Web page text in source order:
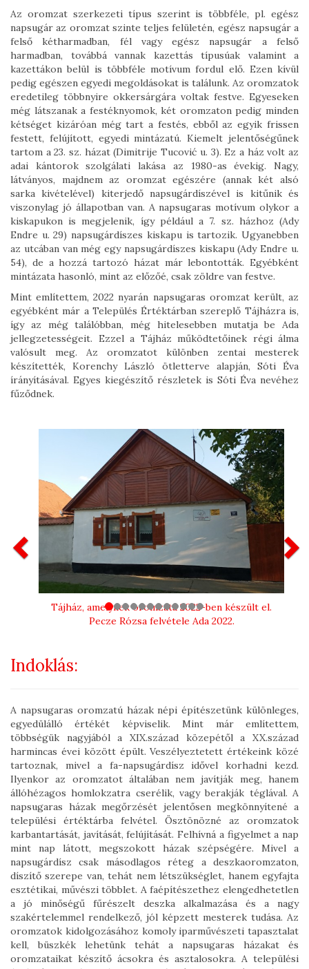
Az oromzat szerkezeti típus szerint is többféle, pl. egész
napsugár az oromzat szinte teljes felületén, egész napsugár a
felső kétharmadban, fél vagy egész napsugár a felső
harmadban, továbbá vannak kazettás típusúak valamint a
kazettákon belül is többféle motívum fordul elő. Ezen kívül
pedig egészen egyedi megoldásokat is találunk. Az oromzatok
eredetileg többnyire okkersárgára voltak festve. Egyeseken
még látszanak a festéknyomok, két oromzaton pedig minden
kétséget kizáróan még tart a festés, ebből az egyik frissen
festett, felújított, egyedi mintázatú. Kiemelt jelentőségűnek
tartom a 23. sz. házat (Dimitrije Tucović u. 3). Ez a ház volt az
adai kántorok szolgálati lakása az 1980-as évekig. Nagy,
látványos, majdnem az oromzat egészére (annak két alsó
sarka kivételével) kiterjedő napsugárdíszével is kitűnik és
viszonylag jó állapotban van. A napsugaras motívum olykor a
kiskapukon is megjelenik, így például a 7. sz. házhoz (Ady
Endre u. 29) napsugárdíszes kiskapu is tartozik. Ugyanebben
az utcában van még egy napsugárdíszes kiskapu (Ady Endre u.
54), de a hozzá tartozó házat már lebontották. Egyébként
mintázata hasonló, mint az előzőé, csak zöldre van festve.
Mint említettem, 2022 nyarán napsugaras oromzat került, az
egyébként már a Település Értéktárban szereplő Tájházra is,
így az még találóbban, még hitelesebben mutatja be Ada
jellegzetességeit. Ezzel a Tájház működtetőinek régi álma
valósult meg. Az oromzatot különben zentai mesterek
készítették, Korenchy László ötletterve alapján, Sóti Éva
írányításával. Egyes kiegészítő részletek is Sóti Éva nevéhez
fűződnek.
Tájház, amelynek oromzata 2022-ben készült el.
Pecze Rózsa felvétele Ada 2022.
Previous
Indoklás:
A napsugaras oromzatú házak népi építészetünk különleges,
egyedülálló értékét képviselik. Mint már említettem,
többségük nagyjából a XIX.század közepétől a XX.század
harmincas évei között épült. Veszélyeztetett értékeink közé
tartoznak, mivel a fa-napsugárdísz idővel korhadni kezd.
Ilyenkor az oromzatot általában nem javítják meg, hanem
állóhézagos homlokzatra cserélik, vagy berakják téglával. A
napsugaras házak megőrzését jelentősen megkönnyítené a
települési értéktárba felvétel. Ösztönözné az oromzatok
karbantartását, javítását, felújítását. Felhívná a figyelmet a nap
mint nap látott, megszokott házak szépségére. Mivel a
napsugárdísz csak másodlagos réteg a deszkaoromzaton,
díszítő szerepe van, tehát nem létszükséglet, hanem egyfajta
esztétikai, művészi többlet. A faépítészethez elengedhetetlen
a jó minőségű fűrészelt deszka alkalmazása és a nagy
szakértelemmel rendelkező, jól képzett mesterek tudása. Az
oromzatok kidolgozásához komoly iparművészeti tapasztalat
kell, büszkék lehetünk tehát a napsugaras házakat és
oromzataikat készítő ácsokra és asztalosokra. A települési